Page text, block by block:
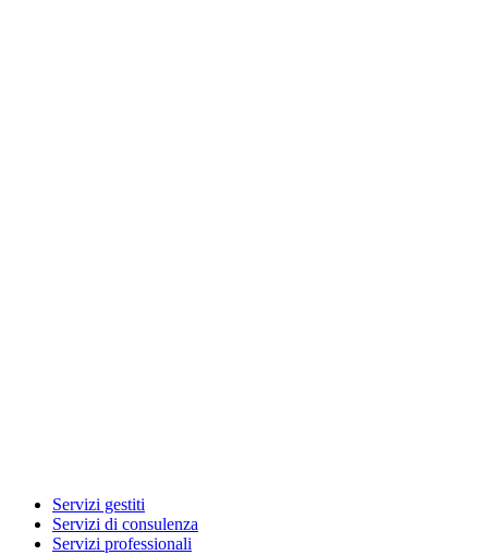
Servizi gestiti
Servizi di consulenza
Servizi professionali